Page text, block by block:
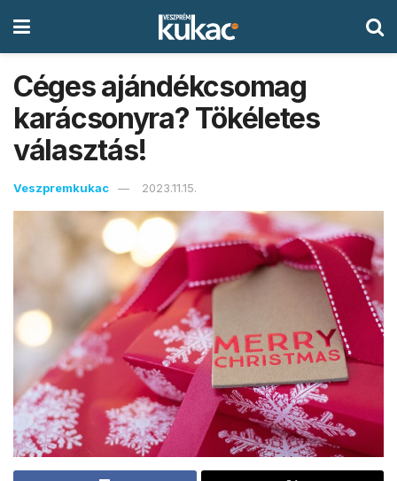
Céges ajándékcsomag
karácsonyra? Tökéletes
választás!
Veszpremkukac 2023.11.15.